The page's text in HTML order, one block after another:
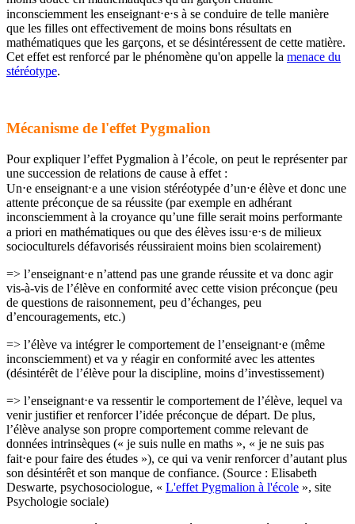
inconsciemment les enseignant⋅e⋅s à se conduire de telle manière
que les filles ont effectivement de moins bons résultats en
mathématiques que les garçons, et se désintéressent de cette matière.
Cet effet est renforcé par le phénomène qu'on appelle la menace du
stéréotype.
Mécanisme de l'effet Pygmalion
Pour expliquer l’effet Pygmalion à l’école, on peut le représenter par
une succession de relations de cause à effet :
Un⋅e enseignant⋅e a une vision stéréotypée d’un⋅e élève et donc une
attente préconçue de sa réussite (par exemple en adhérant
inconsciemment à la croyance qu’une fille serait moins performante
a priori en mathématiques ou que des élèves issu⋅e⋅s de milieux
socioculturels défavorisés réussiraient moins bien scolairement)
=> l’enseignant⋅e n’attend pas une grande réussite et va donc agir
vis-à-vis de l’élève en conformité avec cette vision préconçue (peu
de questions de raisonnement, peu d’échanges, peu
d’encouragements, etc.)
=> l’élève va intégrer le comportement de l’enseignant⋅e (même
inconsciemment) et va y réagir en conformité avec les attentes
(désintérêt de l’élève pour la discipline, moins d’investissement)
=> l’enseignant⋅e va ressentir le comportement de l’élève, lequel va
venir justifier et renforcer l’idée préconçue de départ. De plus,
l’élève analyse son propre comportement comme relevant de
données intrinsèques (« je suis nulle en maths », « je ne suis pas
fait⋅e pour faire des études »), ce qui va venir renforcer d’autant plus
son désintérêt et son manque de confiance. (Source : Elisabeth
Deswarte, psychosociologue, « L'effet Pygmalion à l'école », site
Psychologie sociale)